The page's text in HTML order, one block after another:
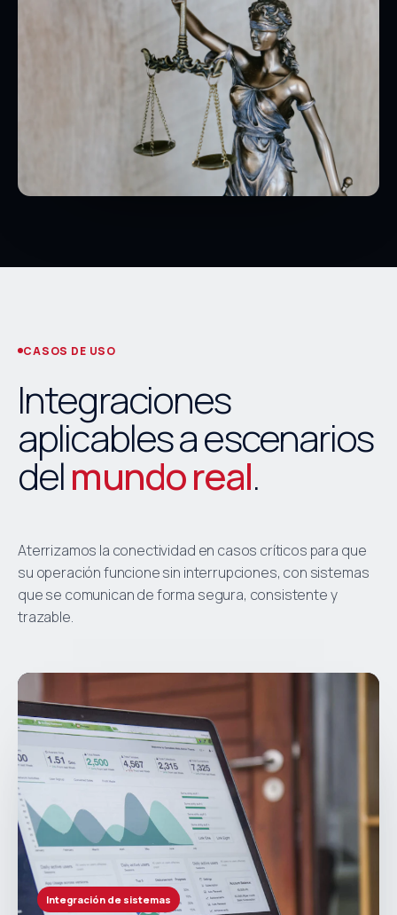
CASOS DE USO
Integraciones
aplicables a escenarios
delmundo real.
Aterrizamos la conectividad en casos críticos para que
su operación funcione sin interrupciones, con sistemas
que se comunican de forma segura, consistente y
trazable.
Integración de sistemas